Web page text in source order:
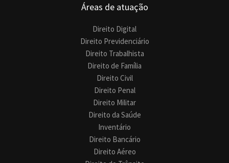
Áreas de atuação
Direito Digital
Direito Previdenciário
Direito Trabalhista
Direito de Família
Direito Civil
Direito Penal
Direito Militar
Direito da Saúde
Inventário
Direito Bancário
Direito Aéreo